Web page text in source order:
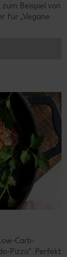
Beispiel von
für „Vegane
Carb-
Pizza". Perfekt